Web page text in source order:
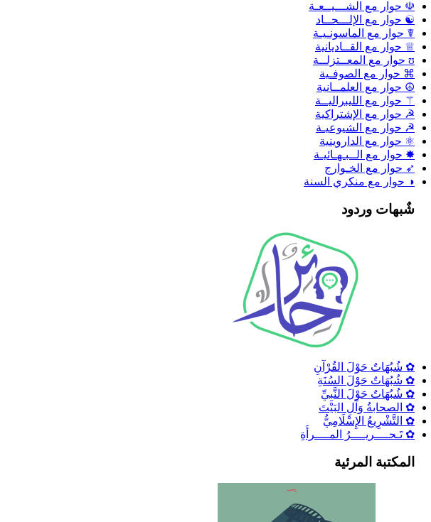
☫ حوار مع الشـــيــعـة
☯ حوار مع الإلـــحــاد
☤ حوار مع الماسونـيـة
♕ حوار مع القــاديانية
ʊ حوار مع المعــتزلــة
⌘ حوار مع الصوفـية
☮ حوار مع العلمــانية
⚚ حوار مع الليبراليــة
☭ حوار مع الإشتراكية
☭ حوار مع الشيوعيـة
⚛ حوار مع الداروينية
✸ حوار مع الــبـهـائيـة
➶ حوار مع الخـوارج
◑ حوار مع منكري السنة
شٌبهات وردود
✿ شُبُهَاتٌ حَوْلَ القُرْآنِ
✿ شُبُهَاتٌ حَوْلَ السُنَةِ
✿ شُبُهَاتٌ حَوْلَ النَّبِيِّ
✿ الصحابةُ وَآلِ البَيْتَ
✿ التَّشْرِيعُ الإِسْلَامِيُّ
✿ تَـحــــريــــرُ المــــرأَةِ
المكتبة المرئية